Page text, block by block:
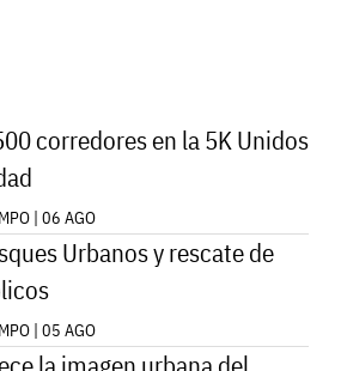
corredores en la 5K Unidos
| 06 AGO
Urbanos y rescate de
| 05 AGO